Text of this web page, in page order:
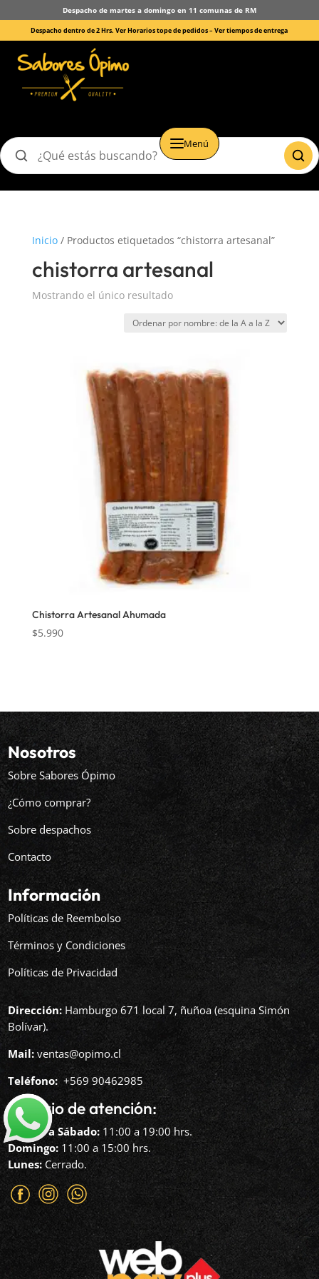
Despacho de martes a domingo en 11 comunas de RM
Despacho dentro de 2 Hrs. Ver Horarios tope de pedidos –Ver tiempos de entrega
Menú
Buscar
Inicio/ Productos etiquetados “chistorra artesanal”
chistorra artesanal
Mostrando el único resultado
Chistorra Artesanal Ahumada
$5.990
Nosotros
Sobre Sabores Ópimo
¿Cómo comprar?
Sobre despachos
Contacto
Información
Políticas de Reembolso
Términos y Condiciones
Políticas de Privacidad
Dirección: Hamburgo 671 local 7, ñuñoa (esquina Simón
Bolívar).
Mail: ventas@opimo.cl
Teléfono: ‪+569 90462985‬
Horario de atención:
Martes a Sábado: 11:00 a 19:00 hrs.
Domingo: 11:00 a 15:00 hrs.
Lunes: Cerrado.